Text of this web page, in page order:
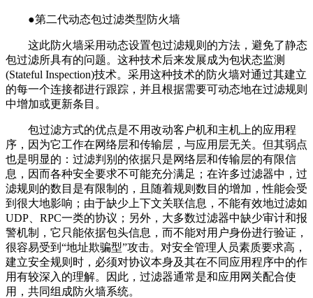
●第二代动态包过滤类型防火墙
这此防火墙采用动态设置包过滤规则的方法，避免了静态
包过滤所具有的问题。这种技术后来发展成为包状态监测
(Stateful Inspection)技术。采用这种技术的防火墙对通过其建立
的每一个连接都进行跟踪，并且根据需要可动态地在过滤规则
中增加或更新条目。
包过滤方式的优点是不用改动客户机和主机上的应用程
序，因为它工作在网络层和传输层，与应用层无关。但其弱点
也是明显的：过滤判别的依据只是网络层和传输层的有限信
息，因而各种安全要求不可能充分满足；在许多过滤器中，过
滤规则的数目是有限制的，且随着规则数目的增加，性能会受
到很大地影响；由于缺少上下文关联信息，不能有效地过滤如
UDP、RPC一类的协议；另外，大多数过滤器中缺少审计和报
警机制，它只能依据包头信息，而不能对用户身份进行验证，
很容易受到“地址欺骗型”攻击。对安全管理人员素质要求高，
建立安全规则时，必须对协议本身及其在不同应用程序中的作
用有较深入的理解。因此，过滤器通常是和应用网关配合使
用，共同组成防火墙系统。